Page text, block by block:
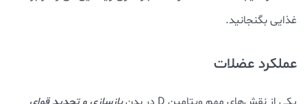
غذایی بگنجانید.
عملکرد عضلات